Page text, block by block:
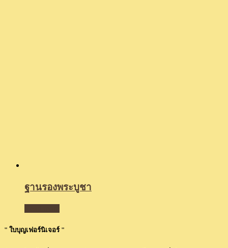
ฐานรองพระบูชา
" ใบบุญเฟอร์นิเจอร์ "